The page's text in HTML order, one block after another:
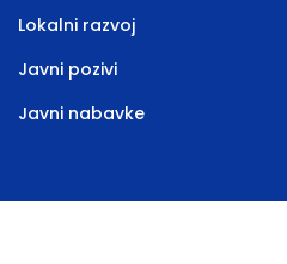
Lokalni razvoj
Javni pozivi
Javni nabavke